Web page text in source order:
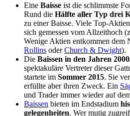
Eine Baisse ist die schlimmste
Rund die Hälfte aller Typ drei
zu einer Baisse. Viele Top-
sich gemessen vom Allzeithoch
Wenige Aktien entkommen dem
Rollins oderChurch & Dwight).
Die Baissen in den Jahren
spektakuläre Vertreter dieser
startete im Sommer 2015. Sie
erfüllte aber ihren Zweck. Ein
und Trader immer wieder auf
Baissen bieten im Endstadium
gelegenheiten. Wer mutig